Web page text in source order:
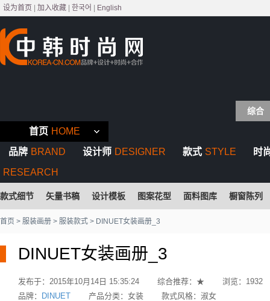
设为首页 加入收藏 한국어 English
综合
首页 HOME
品牌 BRAND 设计师 DESIGNER 款式 STYLE
时
RESEARCH
款式细节 矢量书稿 设计模板 图案花型 面料图库 橱窗陈列
首页 > 服装画册 > 服装款式 > DINUET女装画册_3
DINUET女装画册_3
发布于： 2015年10月14日 15:35:24 综合推荐： ★ 浏览： 1932
品牌：
DINUET 产品分类： 女装 款式风格： 淑女